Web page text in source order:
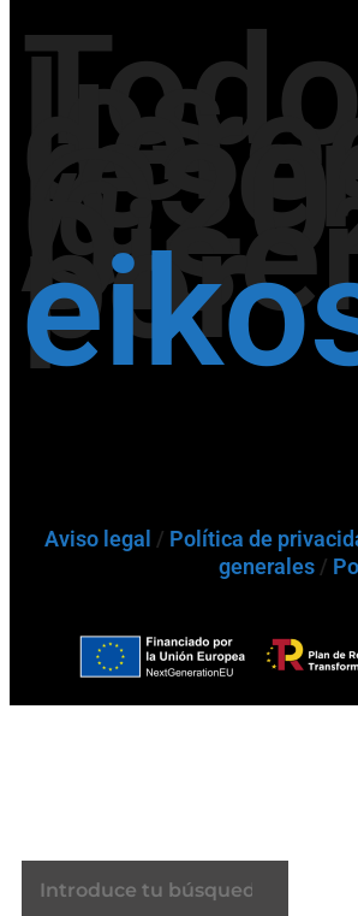
los
/
por
Aviso legal / Política de
generales /